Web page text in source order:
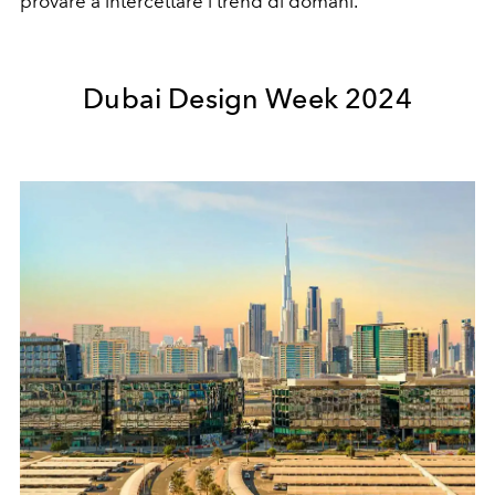
Dubai Design Week 2024